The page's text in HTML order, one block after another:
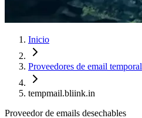
Inicio
Proveedores de email temporal
tempmail.bliink.in
Proveedor de emails desechables